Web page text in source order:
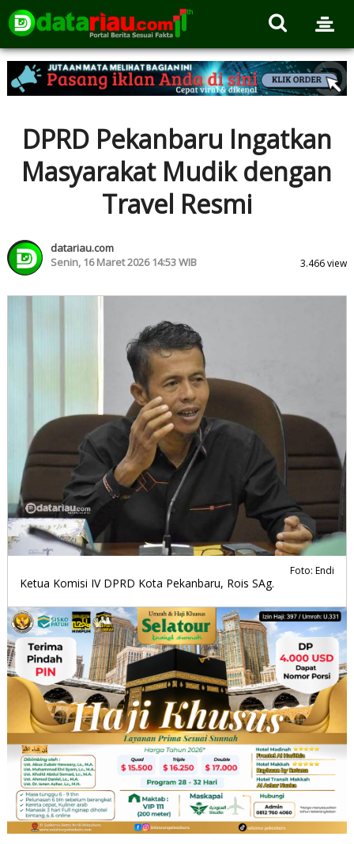
DPRD Pekanbaru Ingatkan
Masyarakat Mudik dengan
Travel Resmi
datariau.com
Senin, 16 Maret 2026 14:53 WIB
3.466 view
Foto: Endi
Ketua Komisi IV DPRD Kota Pekanbaru, Rois SAg.